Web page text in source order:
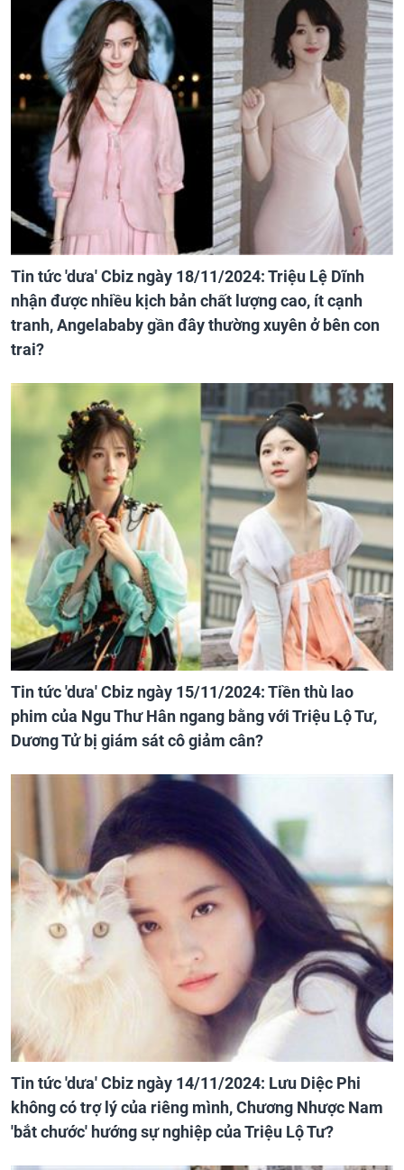
Tin tức 'dưa' Cbiz ngày 18/11/2024: Triệu Lệ Dĩnh
nhận được nhiều kịch bản chất lượng cao, ít cạnh
tranh, Angelababy gần đây thường xuyên ở bên con
trai?
Tin tức 'dưa' Cbiz ngày 15/11/2024: Tiền thù lao
phim của Ngu Thư Hân ngang bằng với Triệu Lộ Tư,
Dương Tử bị giám sát cô giảm cân?
Tin tức 'dưa' Cbiz ngày 14/11/2024: Lưu Diệc Phi
không có trợ lý của riêng mình, Chương Nhược Nam
'bắt chước' hướng sự nghiệp của Triệu Lộ Tư?